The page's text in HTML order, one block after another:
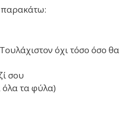
παρακάτω:
Τουλάχιστον όχι τόσο όσο θα
σου
όλα τα φύλα)